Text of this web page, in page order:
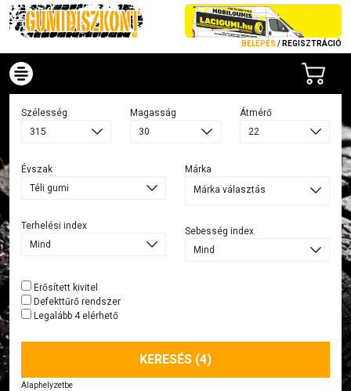
BELÉPÉS / REGISZTRÁCIÓ
Szélesség Magasság Átmérő
Évszak
Terhelési index
Márka
Márka választás
Sebesség index
Erősített kivitel
Defekttűrő rendszer
Legalább 4 elérhető
KERESÉS (4)
Alaphelyzetbe